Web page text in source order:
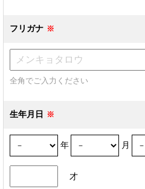
フリガナ
全角でご入力ください
生年月日
年 月
才